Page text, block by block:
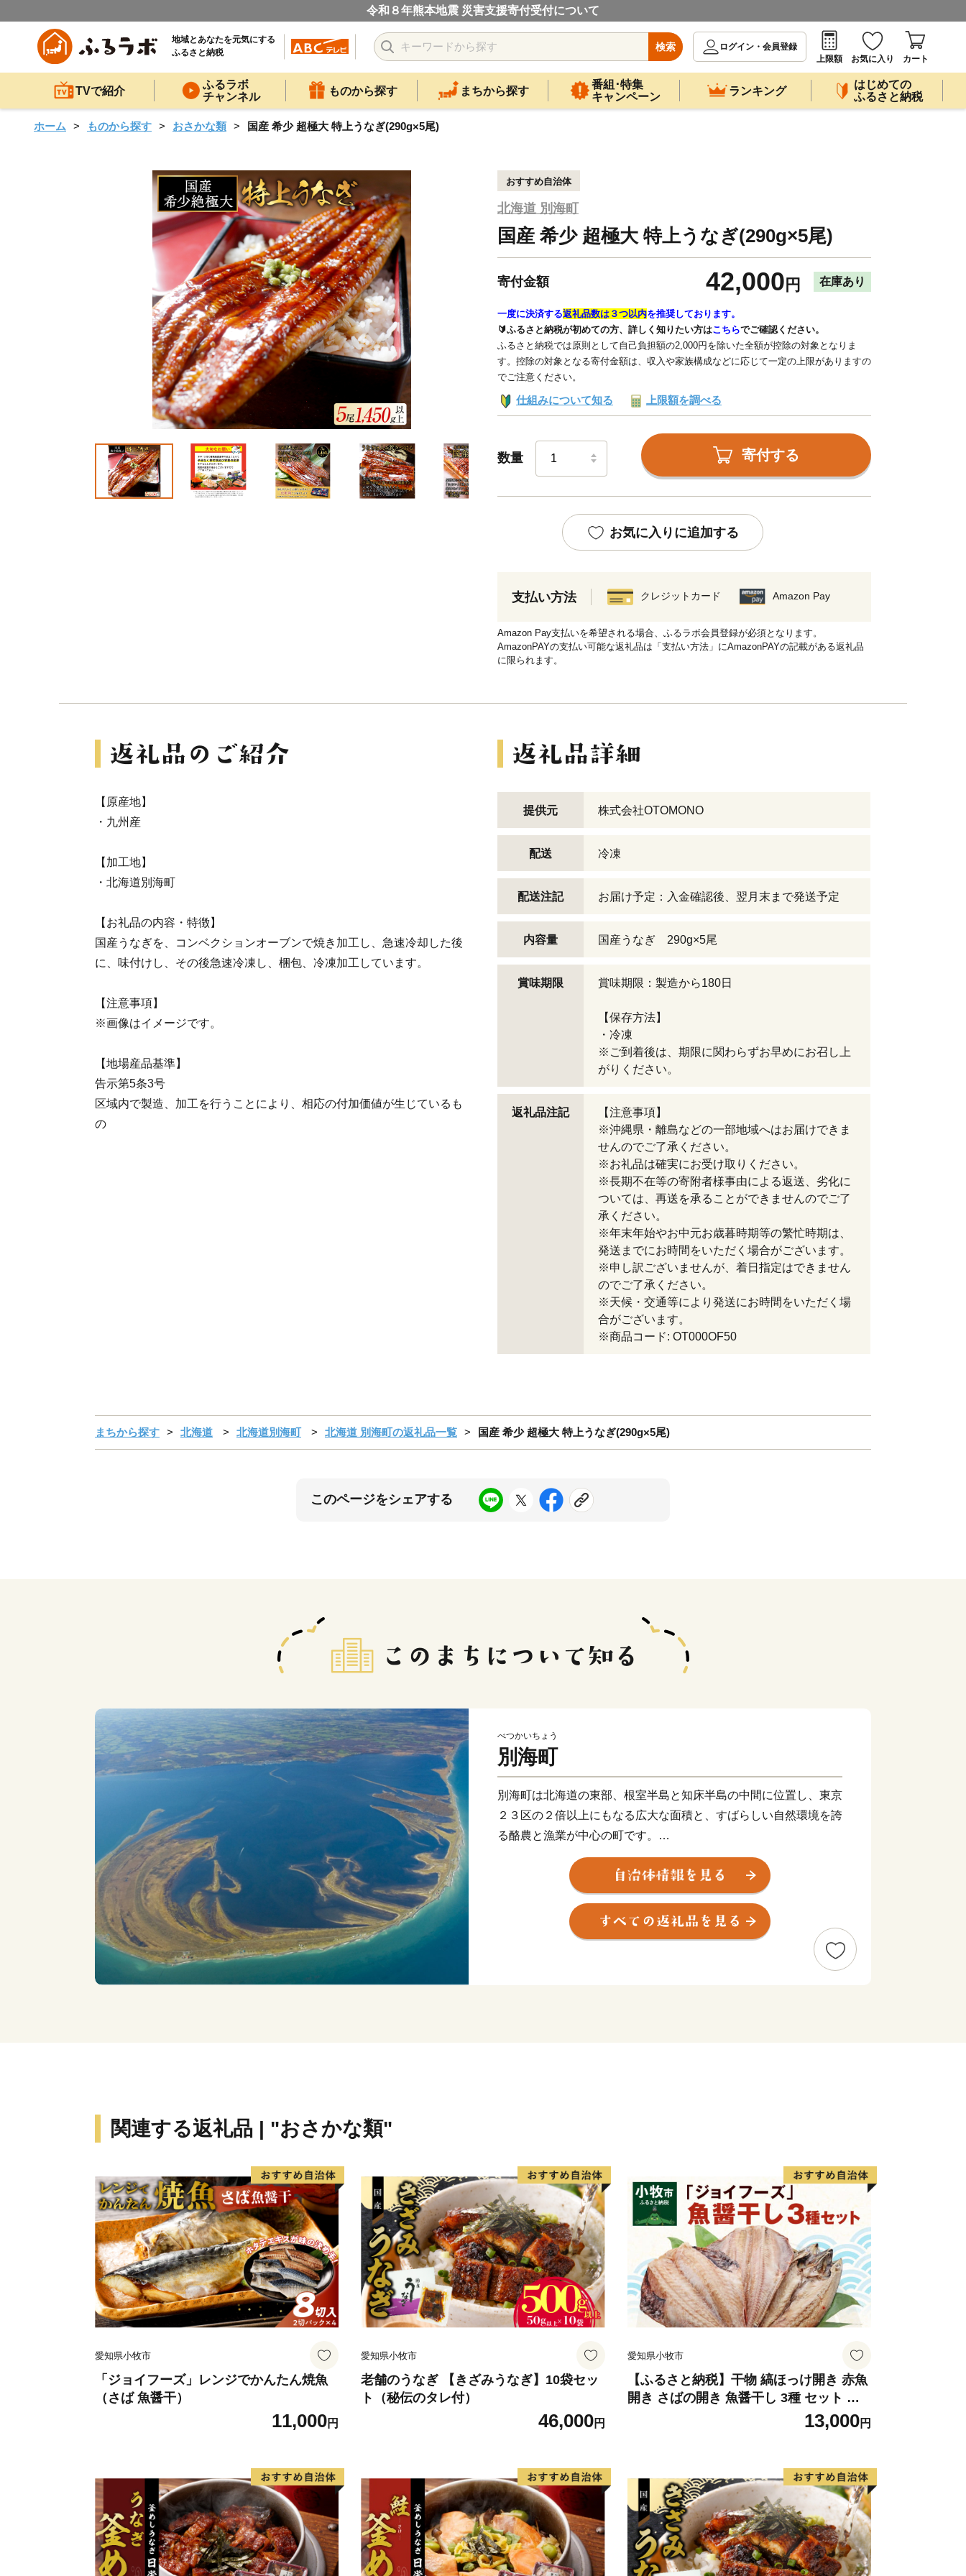
令和８年熊本地震 災害支援寄付受付について
地域とあなたを元気にする
ふるさと納税
検索
ログイン・会員登録
上限額
お気に入り カート
TVで紹介
ふるラボ
チャンネル
ものから探す まちから探す
番組･特集
キャンペーン
ランキング
はじめての
ふるさと納税
ホーム ものから探す おさかな類 国産 希少 超極大 特上うなぎ(290g×5尾)
おすすめ自治体
北海道 別海町
国産 希少 超極大 特上うなぎ(290g×5尾)
寄付金額 42,000 円 在庫あり
一度に決済する返礼品数は３つ以内を推奨しております。
🔰ふるさと納税が初めての方、詳しく知りたい方はこちらでご確認ください。
ふるさと納税では原則として自己負担額の2,000円を除いた全額が控除の対象となりま
す。控除の対象となる寄付金額は、収入や家族構成などに応じて一定の上限がありますの
でご注意ください。
仕組みについて知る 上限額を調べる
数量 寄付する
お気に入りに追加する
支払い方法 クレジットカード Amazon Pay
Amazon Pay支払いを希望される場合、ふるラボ会員登録が必須となります。
AmazonPAYの支払い可能な返礼品は「支払い方法」にAmazonPAYの記載がある返礼品
に限られます。
【原産地】
・九州産
【加工地】
・北海道別海町
【お礼品の内容・特徴】
国産うなぎを、コンベクションオーブンで焼き加工し、急速冷却した後
に、味付けし、その後急速冷凍し、梱包、冷凍加工しています。
【注意事項】
※画像はイメージです。
【地場産品基準】
告示第5条3号
区域内で製造、加工を行うことにより、相応の付加価値が生じているも
の
提供元 株式会社OTOMONO
配送 冷凍
配送注記 お届け予定：入金確認後、翌月末まで発送予定
内容量 国産うなぎ 290g×5尾
賞味期限 賞味期限：製造から180日
【保存方法】
・冷凍
※ご到着後は、期限に関わらずお早めにお召し上
がりください。
返礼品注記
【注意事項】
※沖縄県・離島などの一部地域へはお届けできま
せんのでご了承ください。
※お礼品は確実にお受け取りください。
※長期不在等の寄附者様事由による返送、劣化に
ついては、再送を承ることができませんのでご了
承ください。
※年末年始やお中元お歳暮時期等の繁忙時期は、
発送までにお時間をいただく場合がございます。
※申し訳ございませんが、着日指定はできません
のでご了承ください。
※天候・交通等により発送にお時間をいただく場
合がございます。
※商品コード: OT000OF50
まちから探す 北海道 北海道別海町 北海道 別海町の返礼品一覧 国産 希少 超極大 特上うなぎ(290g×5尾)
このページをシェアする
べつかいちょう
別海町
別海町は北海道の東部、根室半島と知床半島の中間に位置し、東京
２３区の２倍以上にもなる広大な面積と、すばらしい自然環境を誇
る酪農と漁業が中心の町です。
北海道らしい大平原が広がり牧歌的な風景が見られる一方、東部
には日本最大級の砂嘴（さし）で、ラムサール条約湿地に登録され
ている「野付半島」や、南部には「風蓮湖」があり、野付風蓮道立
自然公園を形成するなど、様々な景観を有しています。
町内には、１０万頭以上（町人口の約７倍以上）の牛たちが暮ら
しており、生乳生産量は「日本一」です。また、沿岸部では秋鮭・
関連する返礼品 | "おさかな類"
愛知県小牧市
「ジョイフーズ」レンジでかんたん焼魚
（さば 魚醤干）
11,000円
愛知県小牧市
老舗のうなぎ 【きざみうなぎ】10袋セッ
ト（秘伝のタレ付）
46,000円
愛知県小牧市
【ふるさと納税】干物 縞ほっけ開き 赤魚
開き さばの開き 魚醤干し 3種 セット 詰
め合わせ 魚 おかず 肉厚 おいしい さば 赤
魚 縞ホッケ ジョイフーズ 魚貝類 お取り
愛知県 小牧市 冷凍 送料無料
13,000円